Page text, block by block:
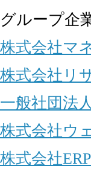
グループ企
株式会社マ
株式会社リ
一般社団法
株式会社ウ
株式会社ERP